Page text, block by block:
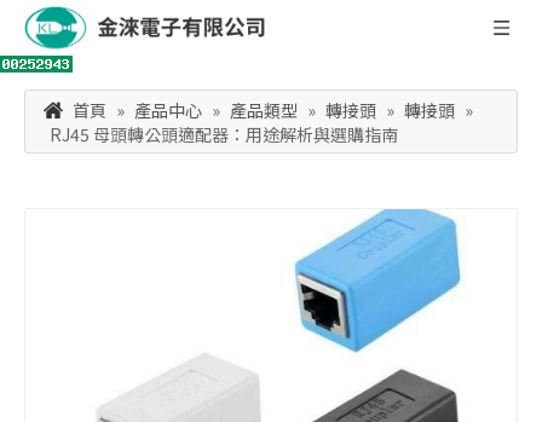
首頁 » 產品中心 » 產品類型 » 轉接頭 » 轉接頭 »
RJ45 母頭轉公頭適配器：用途解析與選購指南